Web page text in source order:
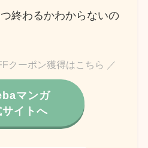
終わるかわからないの
クーポン獲得はこちら ／
マンガ
サイトへ